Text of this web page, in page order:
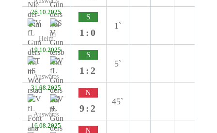
26.10.2025
Heim
S
1:0
1`
19.10.2025
Auswärts
S
1:2
5`
31.08.2025
Auswärts
N
9:2
45`
16.08.2025
N